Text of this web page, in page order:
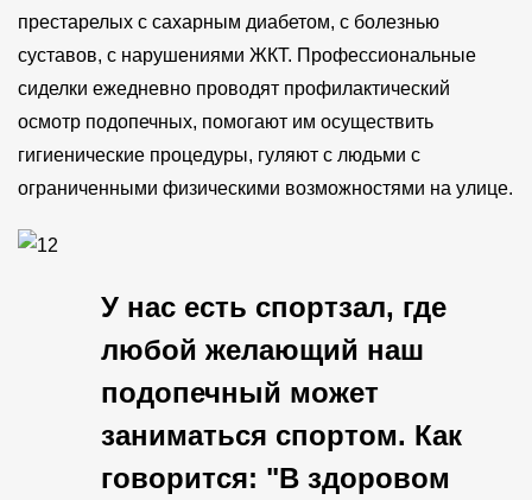
престарелых с сахарным диабетом, с болезнью
суставов, с нарушениями ЖКТ. Профессиональные
сиделки ежедневно проводят профилактический
осмотр подопечных, помогают им осуществить
гигиенические процедуры, гуляют с людьми с
ограниченными физическими возможностями на улице.
У нас есть спортзал, где
любой желающий наш
подопечный может
заниматься спортом. Как
говорится: "В здоровом